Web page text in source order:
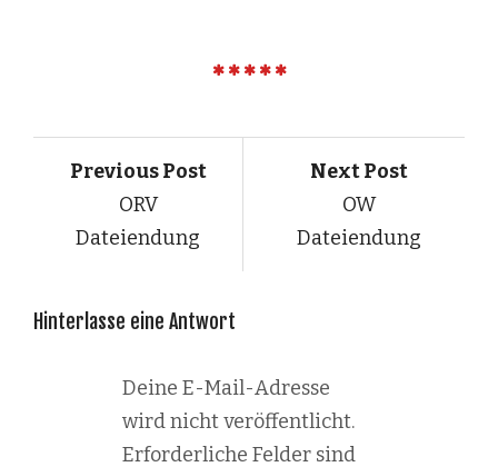
Previous Post
ORV
Dateiendung
Next Post
OW
Dateiendung
Hinterlasse eine Antwort
Deine E-Mail-Adresse
wird nicht veröffentlicht.
Erforderliche Felder sind